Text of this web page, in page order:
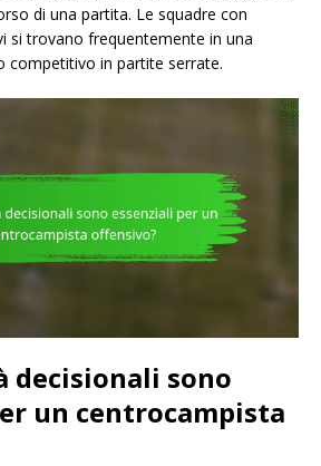
di una partita. Le squadre con
si trovano frequentemente in una
competitivo in partite serrate.
decisionali sono
un centrocampista